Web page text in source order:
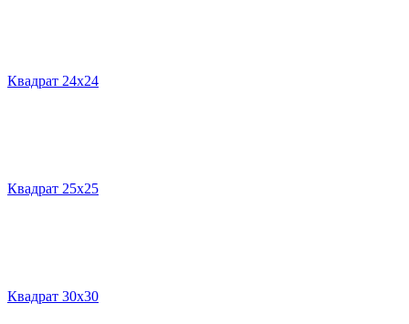
Квадрат 24х24
Квадрат 25х25
Квадрат 30х30